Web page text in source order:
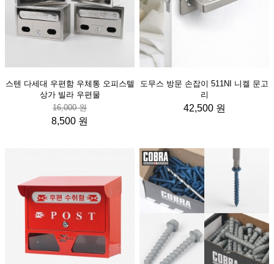
스텐 다세대 우편함 우체통 오피스텔
상가 빌라 우편물
16,000 원
8,500 원
도무스 방문 손잡이 511NI 니켈 문고
리
42,500 원